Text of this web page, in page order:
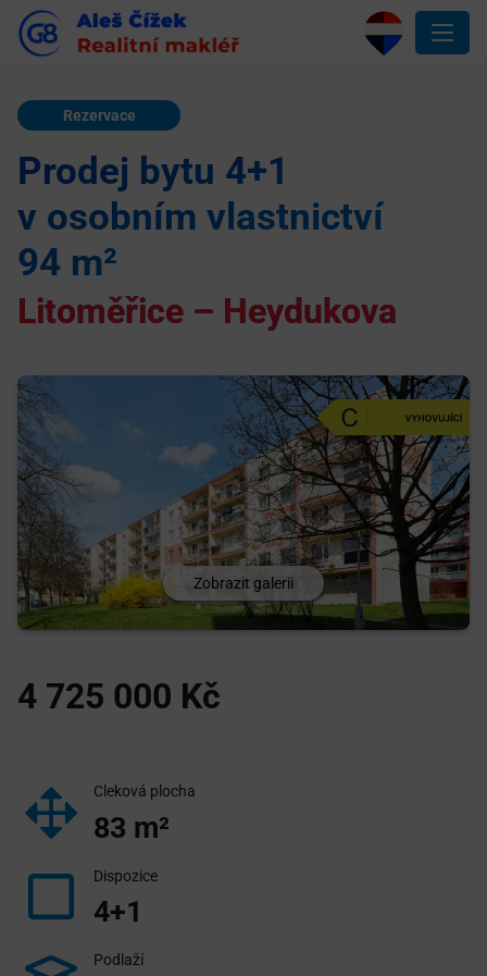
Rezervace
Prodej bytu 4+1
v osobním vlastnictví
94 m²
Litoměřice – Heydukova
Zobrazit galerii
4 725 000 Kč
Cleková plocha
83 m²
Dispozice
4+1
Podlaží